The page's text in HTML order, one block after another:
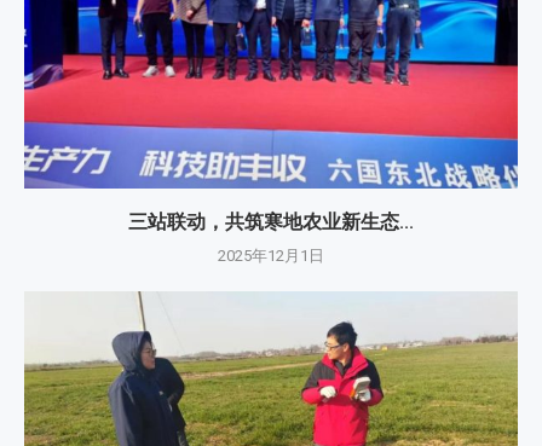
三站联动，共筑寒地农业新生态...
2025年12月1日